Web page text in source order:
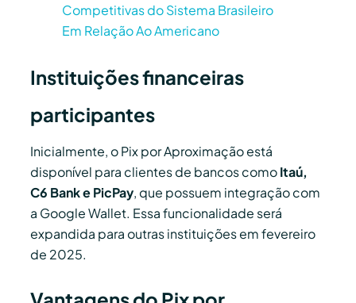
Competitivas do Sistema Brasileiro
Em Relação Ao Americano
Instituições financeiras
participantes
Inicialmente, o Pix por Aproximação está
disponível para clientes de bancos comoItaú,
C6 Bank e PicPay, que possuem integração com
a Google Wallet. Essa funcionalidade será
expandida para outras instituições em fevereiro
de 2025.